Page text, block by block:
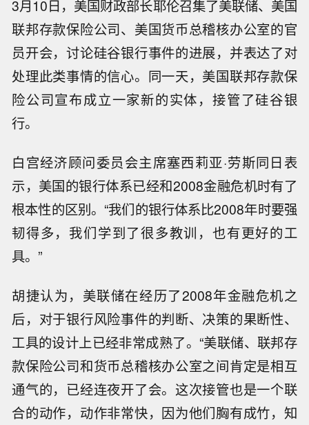
3月10日，美国财政部长耶伦召集了美联储、美国
联邦存款保险公司、美国货币总稽核办公室的官
员开会，讨论硅谷银行事件的进展，并表达了对
处理此类事情的信心。同一天，美国联邦存款保
险公司宣布成立一家新的实体，接管了硅谷银
行。
白宫经济顾问委员会主席塞西莉亚·劳斯同日表
示，美国的银行体系已经和2008金融危机时有了
根本性的区别。“我们的银行体系比2008年时要强
韧得多，我们学到了很多教训，也有更好的工
具。”
胡捷认为，美联储在经历了2008年金融危机之
后，对于银行风险事件的判断、决策的果断性、
工具的设计上已经非常成熟了。“美联储、联邦存
款保险公司和货币总稽核办公室之间肯定是相互
通气的，已经连夜开了会。这次接管也是一个联
合的动作，动作非常快，因为他们胸有成竹，知